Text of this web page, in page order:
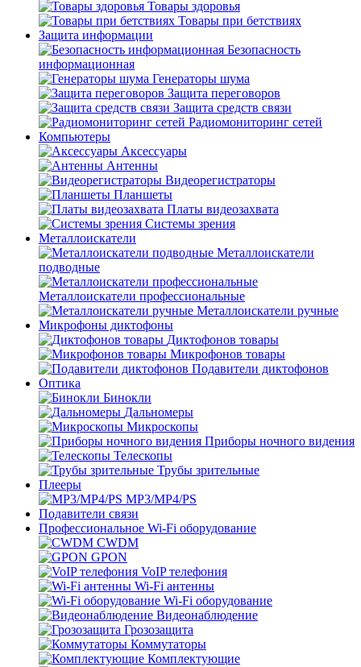
Товары здоровья
Товары при бетствиях
Защита информации
Безопасность
информационная
Генераторы шума
Защита переговоров
Защита средств связи
Радиомониторинг сетей
Компьютеры
Аксессуары
Антенны
Видеорегистраторы
Планшеты
Платы видеозахвата
Системы зрения
Металлоискатели
Металлоискатели
подводные
Металлоискатели профессиональные
Металлоискатели ручные
Микрофоны диктофоны
Диктофонов товары
Микрофонов товары
Подавители диктофонов
Оптика
Бинокли
Дальномеры
Микроскопы
Приборы ночного видения
Телескопы
Трубы зрительные
Плееры
MP3/MP4/PS
Подавители связи
Профессиональное Wi-Fi оборудование
CWDM
GPON
VoIP телефония
Wi-Fi антенны
Wi-Fi оборудование
Видеонаблюдение
Грозозащита
Коммутаторы
Комплектующие